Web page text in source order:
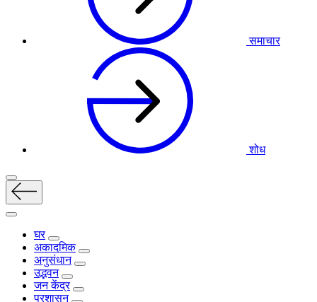
समाचार
शोध
घर
अकादमिक
अनुसंधान
उद्भवन
जन केंद्र
प्रशासन